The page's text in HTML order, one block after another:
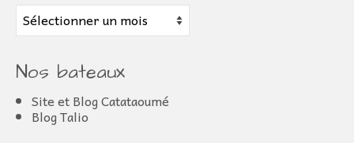
Archives
Nos bateaux
Site et Blog Catataoumé
Blog Talio